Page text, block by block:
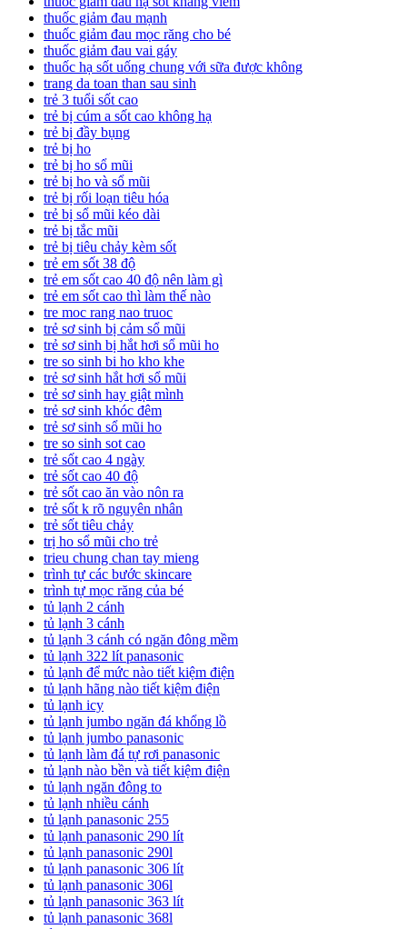
thuốc giảm đau mạnh
thuốc giảm đau mọc răng cho bé
thuốc giảm đau vai gáy
thuốc hạ sốt uống chung với sữa được không
trang da toan than sau sinh
trẻ 3 tuổi sốt cao
trẻ bị cúm a sốt cao không hạ
trẻ bị đầy bụng
trẻ bị ho
trẻ bị ho sổ mũi
trẻ bị ho và sổ mũi
trẻ bị rối loạn tiêu hóa
trẻ bị sổ mũi kéo dài
trẻ bị tắc mũi
trẻ bị tiêu chảy kèm sốt
trẻ em sốt 38 độ
trẻ em sốt cao 40 độ nên làm gì
trẻ em sốt cao thì làm thế nào
tre moc rang nao truoc
trẻ sơ sinh bị cảm sổ mũi
trẻ sơ sinh bị hắt hơi sổ mũi ho
tre so sinh bi ho kho khe
trẻ sơ sinh hắt hơi sổ mũi
trẻ sơ sinh hay giật mình
trẻ sơ sinh khóc đêm
trẻ sơ sinh sổ mũi ho
tre so sinh sot cao
trẻ sốt cao 4 ngày
trẻ sốt cao 40 độ
trẻ sốt cao ăn vào nôn ra
trẻ sốt k rõ nguyên nhân
trẻ sốt tiêu chảy
trị ho sổ mũi cho trẻ
trieu chung chan tay mieng
trình tự các bước skincare
trình tự mọc răng của bé
tủ lạnh 2 cánh
tủ lạnh 3 cánh
tủ lạnh 3 cánh có ngăn đông mềm
tủ lạnh 322 lít panasonic
tủ lạnh để mức nào tiết kiệm điện
tủ lạnh hãng nào tiết kiệm điện
tủ lạnh icy
tủ lạnh jumbo ngăn đá khổng lồ
tủ lạnh jumbo panasonic
tủ lạnh làm đá tự rơi panasonic
tủ lạnh nào bền và tiết kiệm điện
tủ lạnh ngăn đông to
tủ lạnh nhiều cánh
tủ lạnh panasonic 255
tủ lạnh panasonic 290 lít
tủ lạnh panasonic 290l
tủ lạnh panasonic 306 lít
tủ lạnh panasonic 306l
tủ lạnh panasonic 363 lít
tủ lạnh panasonic 368l